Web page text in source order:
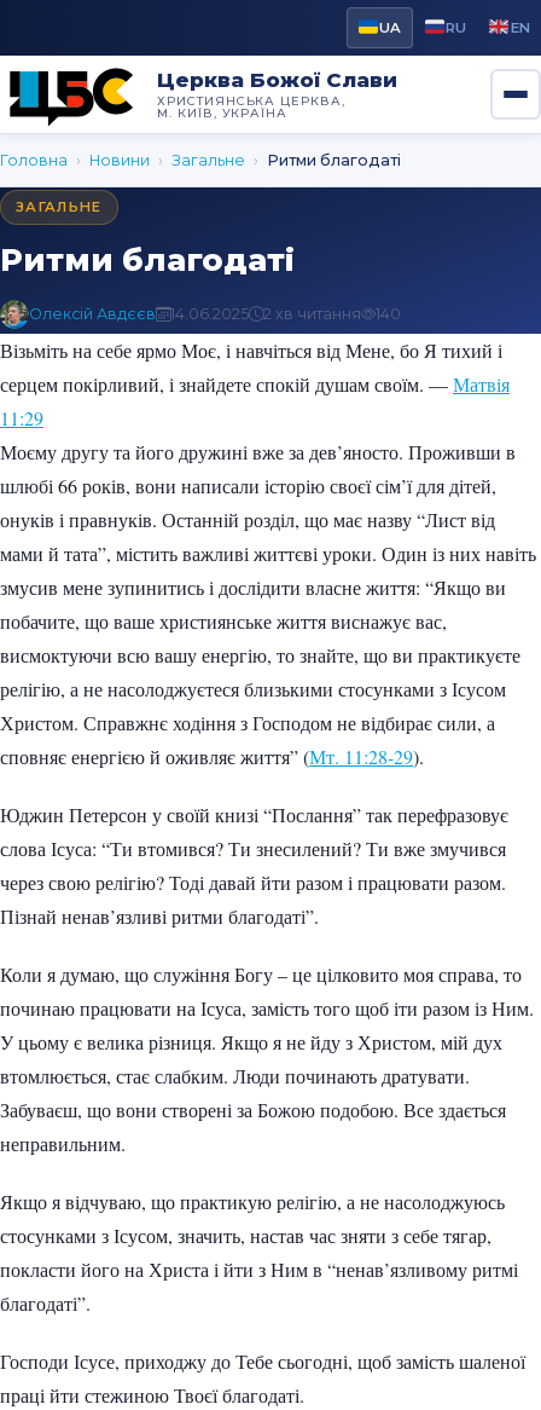
UA RU EN
Церква Божої Слави
ХРИСТИЯНСЬКА ЦЕРКВА,
М. КИЇВ, УКРАЇНА
Головна › Новини › Загальне › Ритми благодаті
ЗАГАЛЬНЕ
Ритми благодаті
Олексій Авдєєв 14.06.2025 2 хв читання 140
Візьміть на себе ярмо Моє, і навчіться від Мене, бо Я тихий і
серцем покірливий, і знайдете спокій душам своїм. —Матвія
11:29
Моєму другу та його дружині вже за дев’яносто. Проживши в
шлюбі 66 років, вони написали історію своєї сім’ї для дітей,
онуків і правнуків. Останній розділ, що має назву “Лист від
мами й тата”, містить важливі життєві уроки. Один із них навіть
змусив мене зупинитись і дослідити власне життя: “Якщо ви
побачите, що ваше християнське життя виснажує вас,
висмоктуючи всю вашу енергію, то знайте, що ви практикуєте
релігію, а не насолоджуєтеся близькими стосунками з Ісусом
Христом. Справжнє ходіння з Господом не відбирає сили, а
сповняє енергією й оживляє життя” (Мт. 11:28-29).
Юджин Петерсон у своїй книзі “Послання” так перефразовує
слова Ісуса: “Ти втомився? Ти знесилений? Ти вже змучився
через свою релігію? Тоді давай йти разом і працювати разом.
Пізнай ненав’язливі ритми благодаті”.
Коли я думаю, що служіння Богу – це цілковито моя справа, то
починаю працювати на Ісуса, замість того щоб іти разом із Ним.
У цьому є велика різниця. Якщо я не йду з Христом, мій дух
втомлюється, стає слабким. Люди починають дратувати.
Забуваєш, що вони створені за Божою подобою. Все здається
неправильним.
Якщо я відчуваю, що практикую релігію, а не насолоджуюсь
стосунками з Ісусом, значить, настав час зняти з себе тягар,
покласти його на Христа і йти з Ним в “ненав’язливому ритмі
благодаті”.
Господи Ісусе, приходжу до Тебе сьогодні, щоб замість шаленої
праці йти стежиною Твоєї благодаті.